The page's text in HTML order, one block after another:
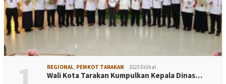
REGIONAL, PEMKOT TARAKAN 1023 Dilihat
Wali Kota Tarakan Kumpulkan Kepala Dinas…